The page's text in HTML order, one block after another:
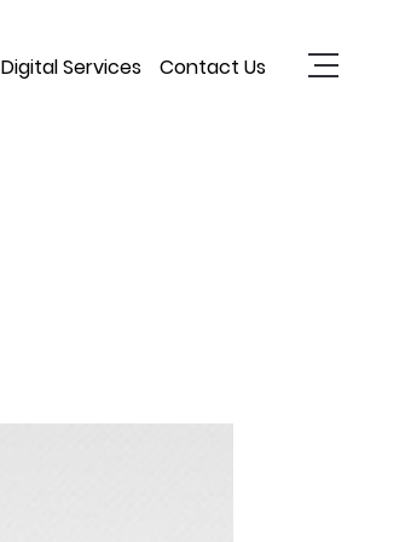
Digital Services Contact Us